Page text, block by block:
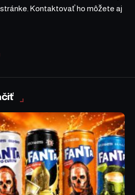
Kontaktovať ho môžete aj